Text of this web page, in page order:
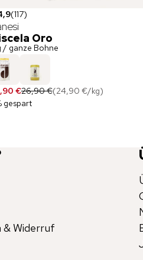
(117)
Oro
/ ganze Bohne
€26,90 €(24,90 €/kg)
gespart
& Widerruf